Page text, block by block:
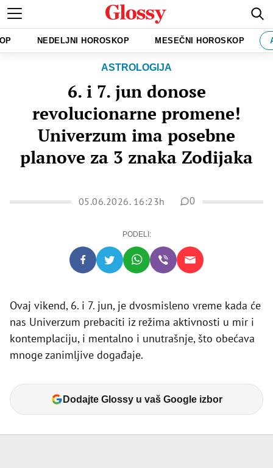
NEDELJNI HOROSKOP MESEČNI HOROSKOP
ASTROLOGIJA
6. i 7. jun donose
revolucionarne promene!
Univerzum ima posebne
planove za 3 znaka Zodijaka
05.06.2026. 16:23h 0
PODELI:
Ovaj vikend, 6. i 7. jun, je dvosmisleno vreme kada će
nas Univerzum prebaciti iz režima aktivnosti u mir i
kontemplaciju, i mentalno i unutrašnje, što obećava
mnoge zanimljive događaje.
Dodajte Glossy u vaš Google izbor